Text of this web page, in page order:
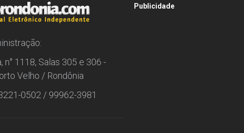
n° 1118, Salas 305 e 306 -
Velho / Rondônia
0502 / 99962-3981
Publicidade